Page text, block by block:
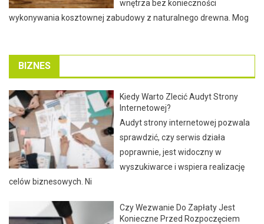
wnętrza bez konieczności
wykonywania kosztownej zabudowy z naturalnego drewna. Mog
BIZNES
Kiedy Warto Zlecić Audyt Strony
Internetowej?
Audyt strony internetowej pozwala
sprawdzić, czy serwis działa
poprawnie, jest widoczny w
wyszukiwarce i wspiera realizację
celów biznesowych. Ni
Czy Wezwanie Do Zapłaty Jest
Konieczne Przed Rozpoczęciem